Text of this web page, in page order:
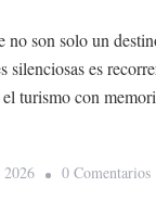
no son solo un
silenciosas es
el turismo con
2026 0 ComentariosEn